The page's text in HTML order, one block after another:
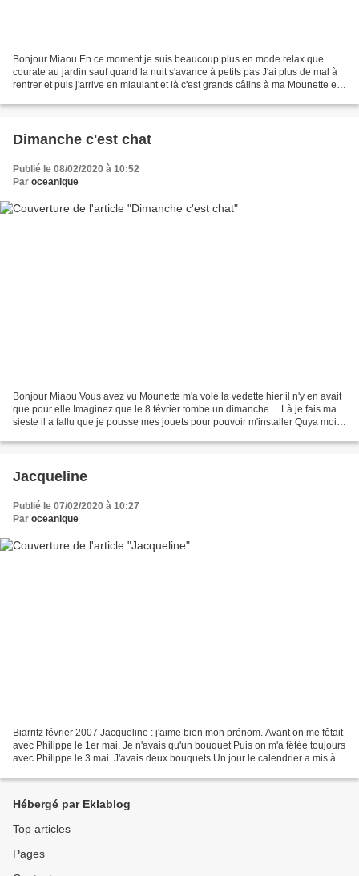
Bonjour Miaou En ce moment je suis beaucoup plus en mode relax que
courate au jardin sauf quand la nuit s'avance à petits pas J'ai plus de mal à
rentrer et puis j'arrive en miaulant et là c'est grands câlins à ma Mounette et
Dimanche c'est chat
Publié le 08/02/2020 à 10:52
Par oceanique
Bonjour Miaou Vous avez vu Mounette m'a volé la vedette hier il n'y en avait
que pour elle Imaginez que le 8 février tombe un dimanche ... Là je fais ma
sieste il a fallu que je pousse mes jouets pour pouvoir m'installer Quya moi
Jacqueline
Publié le 07/02/2020 à 10:27
Par oceanique
Biarritz février 2007 Jacqueline : j'aime bien mon prénom. Avant on me fêtait
avec Philippe le 1er mai. Je n'avais qu'un bouquet Puis on m'a fêtée toujours
avec Philippe le 3 mai. J'avais deux bouquets Un jour le calendrier a mis à
Hébergé par Eklablog
Top articles
Pages